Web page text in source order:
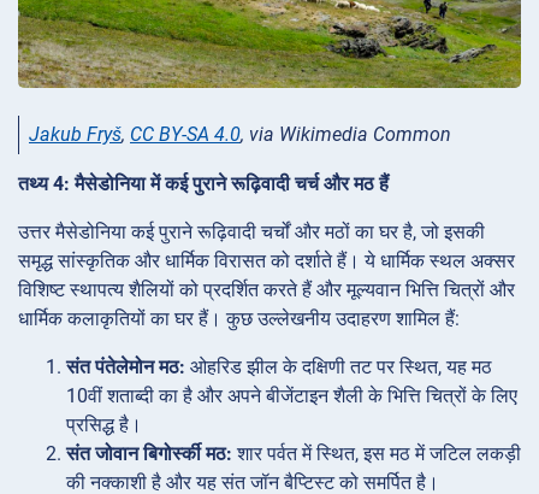
Jakub Fryš, CC BY-SA 4.0, via Wikimedia Common
तथ्य 4: मैसेडोनिया में कई पुराने रूढ़िवादी चर्च और मठ हैं
उत्तर मैसेडोनिया कई पुराने रूढ़िवादी चर्चों और मठों का घर है, जो इसकी
समृद्ध सांस्कृतिक और धार्मिक विरासत को दर्शाते हैं। ये धार्मिक स्थल अक्सर
विशिष्ट स्थापत्य शैलियों को प्रदर्शित करते हैं और मूल्यवान भित्ति चित्रों और
धार्मिक कलाकृतियों का घर हैं। कुछ उल्लेखनीय उदाहरण शामिल हैं:
संत पंतेलेमोन मठ: ओहरिड झील के दक्षिणी तट पर स्थित, यह मठ
10वीं शताब्दी का है और अपने बीजेंटाइन शैली के भित्ति चित्रों के लिए
प्रसिद्ध है।
संत जोवान बिगोर्स्की मठ: शार पर्वत में स्थित, इस मठ में जटिल लकड़ी
की नक्काशी है और यह संत जॉन बैप्टिस्ट को समर्पित है।